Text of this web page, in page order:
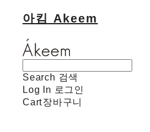
아킴 Akeem
Search 검색
Log In 로그인
Cart장바구니